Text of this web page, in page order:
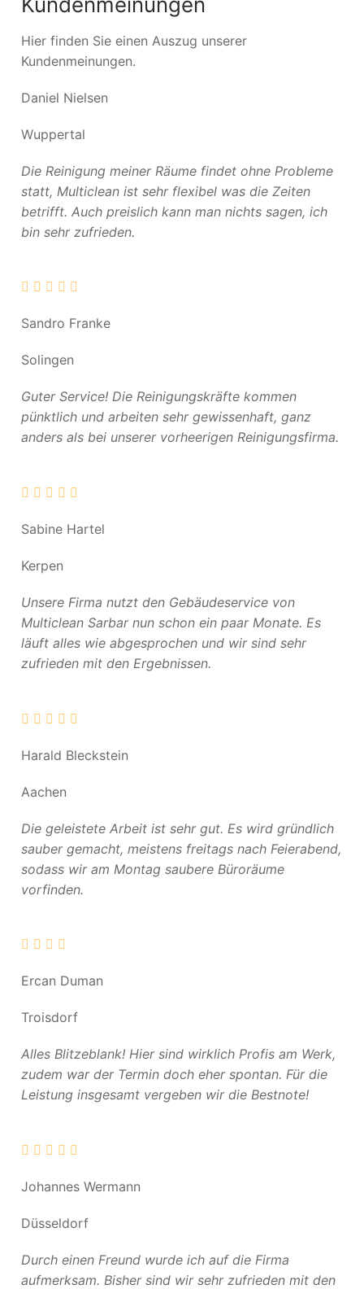
Hier finden Sie einen Auszug unserer
Kundenmeinungen.
Daniel Nielsen
Wuppertal
Die Reinigung meiner Räume findet ohne Probleme
statt, Multiclean ist sehr flexibel was die Zeiten
betrifft. Auch preislich kann man nichts sagen, ich
bin sehr zufrieden.
Sandro Franke
Solingen
Guter Service! Die Reinigungskräfte kommen
pünktlich und arbeiten sehr gewissenhaft, ganz
anders als bei unserer vorheerigen Reinigungsfirma.
Sabine Hartel
Kerpen
Unsere Firma nutzt den Gebäudeservice von
Multiclean Sarbar nun schon ein paar Monate. Es
läuft alles wie abgesprochen und wir sind sehr
zufrieden mit den Ergebnissen.
Harald Bleckstein
Aachen
Die geleistete Arbeit ist sehr gut. Es wird gründlich
sauber gemacht, meistens freitags nach Feierabend,
sodass wir am Montag saubere Büroräume
vorfinden.
Ercan Duman
Troisdorf
Alles Blitzeblank! Hier sind wirklich Profis am Werk,
zudem war der Termin doch eher spontan. Für die
Leistung insgesamt vergeben wir die Bestnote!
Johannes Wermann
Düsseldorf
Durch einen Freund wurde ich auf die Firma
aufmerksam. Bisher sind wir sehr zufrieden mit den